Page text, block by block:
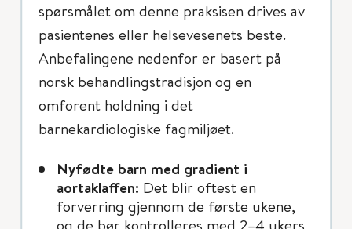
spørsmålet om denne praksisen drives av
pasientenes eller helsevesenets beste.
Anbefalingene nedenfor er basert på
norsk behandlingstradisjon og en
omforent holdning i det
barnekardiologiske fagmiljøet.
Nyfødte barn med gradient i
aortaklaffen: Det blir oftest en
forverring gjennom de første ukene,
og de bør kontrolleres med 2–4 ukers